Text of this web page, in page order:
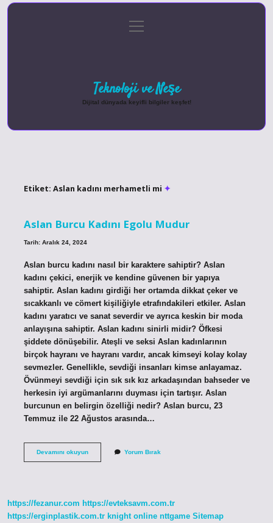
Gizlilik Politikası
menüyü
aç
Teknoloji ve Neşe
Dijital dünyada keyifli bilgiler keşfet!
Etiket: Aslan kadını merhametli mi
Aslan Burcu Kadını Egolu Mudur
Tarih: Aralık 24, 2024
Aslan burcu kadını nasıl bir karaktere sahiptir? Aslan
kadını çekici, enerjik ve kendine güvenen bir yapıya
sahiptir. Aslan kadını girdiği her ortamda dikkat çeker ve
sıcakkanlı ve cömert kişiliğiyle etrafındakileri etkiler. Aslan
kadını yaratıcı ve sanat severdir ve ayrıca keskin bir moda
anlayışına sahiptir. Aslan kadını sinirli midir? Öfkesi
şiddete dönüşebilir. Ateşli ve seksi Aslan kadınlarının
birçok hayranı ve hayranı vardır, ancak kimseyi kolay kolay
sevmezler. Genellikle, sevdiği insanları kimse anlayamaz.
Övünmeyi sevdiği için sık sık kız arkadaşından bahseder ve
herkesin iyi argümanlarını duyması için tartışır. Aslan
burcunun en belirgin özelliği nedir? Aslan burcu, 23
Temmuz ile 22 Ağustos arasında…
Devamını okuyunAslan
Yorum Bırak
https://fezanur.com https://evteksavm.com.tr
https://erginplastik.com.tr knight online nttgame Sitemap